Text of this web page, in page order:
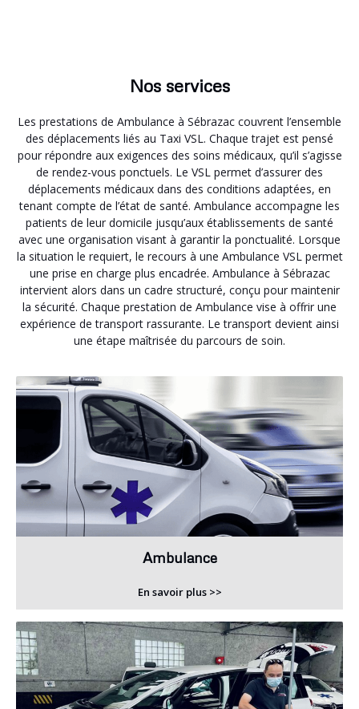
Nos services
Les prestations de Ambulance à Sébrazac couvrent l’ensemble
des déplacements liés au Taxi VSL. Chaque trajet est pensé
pour répondre aux exigences des soins médicaux, qu’il s’agisse
de rendez-vous ponctuels. Le VSL permet d’assurer des
déplacements médicaux dans des conditions adaptées, en
tenant compte de l’état de santé. Ambulance accompagne les
patients de leur domicile jusqu’aux établissements de santé
avec une organisation visant à garantir la ponctualité. Lorsque
la situation le requiert, le recours à une Ambulance VSL permet
une prise en charge plus encadrée. Ambulance à Sébrazac
intervient alors dans un cadre structuré, conçu pour maintenir
la sécurité. Chaque prestation de Ambulance vise à offrir une
expérience de transport rassurante. Le transport devient ainsi
une étape maîtrisée du parcours de soin.
Ambulance
En savoir plus >>